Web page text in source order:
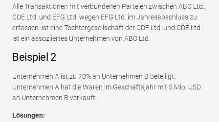
Alle Transaktionen mit verbundenen Parteien zwischen ABC Ltd.,
CDE Ltd. und EFG Ltd. wegen EFG Ltd. im Jahresabschluss zu
erfassen. ist eine Tochtergesellschaft der CDE Ltd. und CDE Ltd.
ist ein assoziiertes Unternehmen von ABC Ltd.
Beispiel 2
Unternehmen A ist zu 70% an Unternehmen B beteiligt.
Unternehmen A hat die Waren im Geschäftsjahr mit 5 Mio. USD
an Unternehmen B verkauft.
Lösungen: